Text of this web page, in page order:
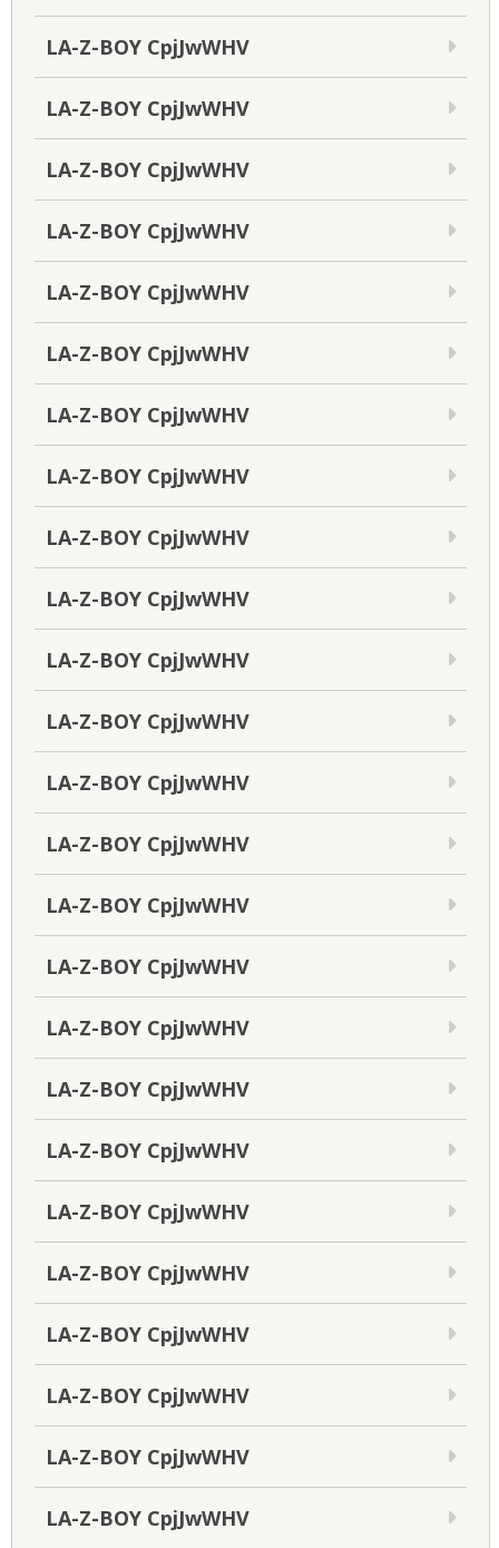
LA-Z-BOY CpjJwWHV
LA-Z-BOY CpjJwWHV
LA-Z-BOY CpjJwWHV
LA-Z-BOY CpjJwWHV
LA-Z-BOY CpjJwWHV
LA-Z-BOY CpjJwWHV
LA-Z-BOY CpjJwWHV
LA-Z-BOY CpjJwWHV
LA-Z-BOY CpjJwWHV
LA-Z-BOY CpjJwWHV
LA-Z-BOY CpjJwWHV
LA-Z-BOY CpjJwWHV
LA-Z-BOY CpjJwWHV
LA-Z-BOY CpjJwWHV
LA-Z-BOY CpjJwWHV
LA-Z-BOY CpjJwWHV
LA-Z-BOY CpjJwWHV
LA-Z-BOY CpjJwWHV
LA-Z-BOY CpjJwWHV
LA-Z-BOY CpjJwWHV
LA-Z-BOY CpjJwWHV
LA-Z-BOY CpjJwWHV
LA-Z-BOY CpjJwWHV
LA-Z-BOY CpjJwWHV
LA-Z-BOY CpjJwWHV